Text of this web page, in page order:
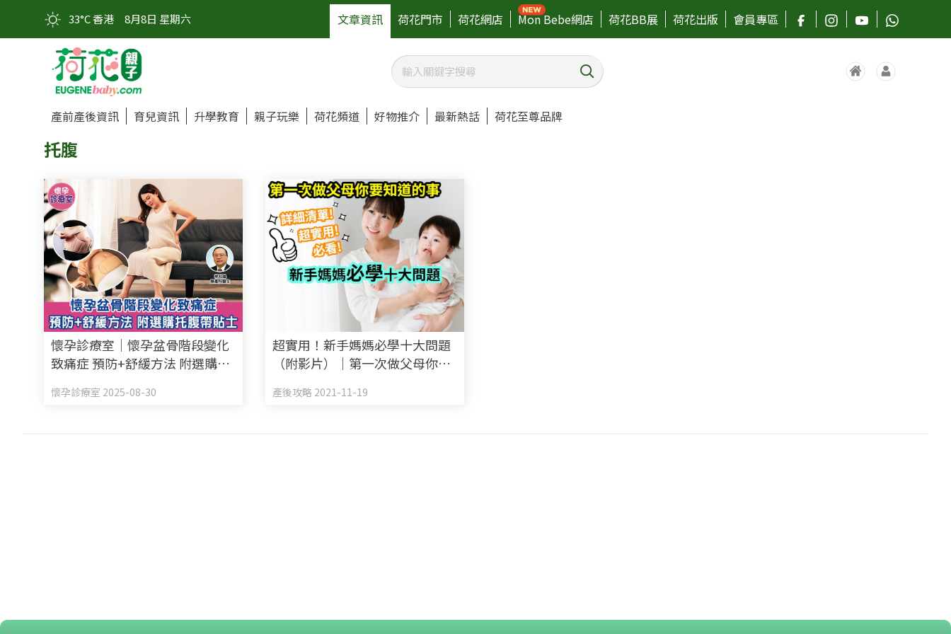
33°C 香港 8月8日 星期六 文章資訊 荷花門市 荷花網店 Mon Bebe網店 荷花BB展 荷花出版 會員專區
產前產後資訊 育兒資訊 升學教育 親子玩樂 荷花頻道 好物推介 最新熱話 荷花至尊品牌
托腹
懷孕診療室｜懷孕盆骨階段變化
致痛症 預防+舒緩方法 附選購托
懷孕診療室 2025-08-30
超實用！新手媽媽必學十大問題
（附影片）｜第一次做父母你要
產後攻略 2021-11-19